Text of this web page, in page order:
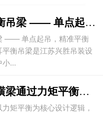
兴胜单耳平衡吊梁 —— 单点起吊，精准平
—— 单点起吊，精准平衡
衡吊梁是江苏兴胜吊装设
...
兴胜双耳式横梁通过力矩平衡实现重物平稳吊
矩平衡为核心设计逻辑，